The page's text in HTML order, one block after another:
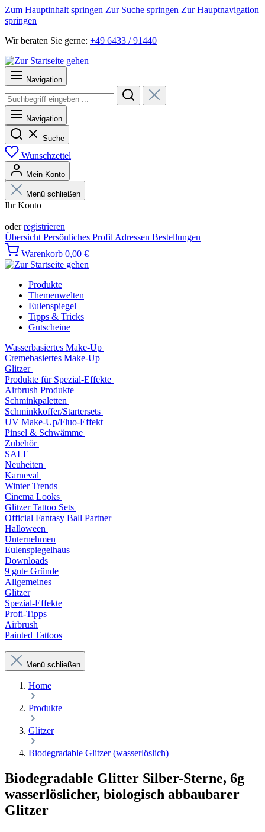
Zum Hauptinhalt springen Zur Suche springen Zur Hauptnavigation
springen
Wir beraten Sie gerne: +49 6433 / 91440
Navigation
Navigation
Suche
Wunschzettel
Mein Konto
Menü schließen
Ihr Konto
oderregistrieren
Übersicht Persönliches Profil Adressen Bestellungen
Warenkorb 0,00 €
Produkte
Themenwelten
Eulenspiegel
Tipps & Tricks
Gutscheine
Wasserbasiertes Make-Up
Cremebasiertes Make-Up
Glitzer
Produkte für Spezial-Effekte
Airbrush Produkte
Schminkpaletten
Schminkkoffer/Startersets
UV Make-Up/Fluo-Effekt
Pinsel & Schwämme
Zubehör
SALE
Neuheiten
Karneval
Winter Trends
Cinema Looks
Glitzer Tattoo Sets
Official Fantasy Ball Partner
Halloween
Unternehmen
Eulenspiegelhaus
Downloads
9 gute Gründe
Allgemeines
Glitzer
Spezial-Effekte
Profi-Tipps
Airbrush
Painted Tattoos
Menü schließen
Home
Produkte
Glitzer
Biodegradable Glitzer (wasserlöslich)
Biodegradable Glitter Silber-Sterne, 6g
wasserlöslicher, biologisch abbaubarer
Glitzer